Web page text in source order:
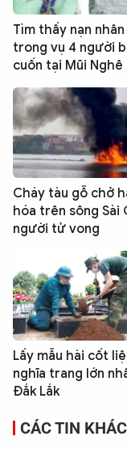
Tìm thấy nạn
trong vụ 4 người
cuốn tại Mũi Nghê
Cháy tàu gỗ chở
hóa trên sông Sài
người tử vong
Lấy mẫu hài cốt
nghĩa trang lớn
Đắk Lắk
CÁC TIN KHÁC